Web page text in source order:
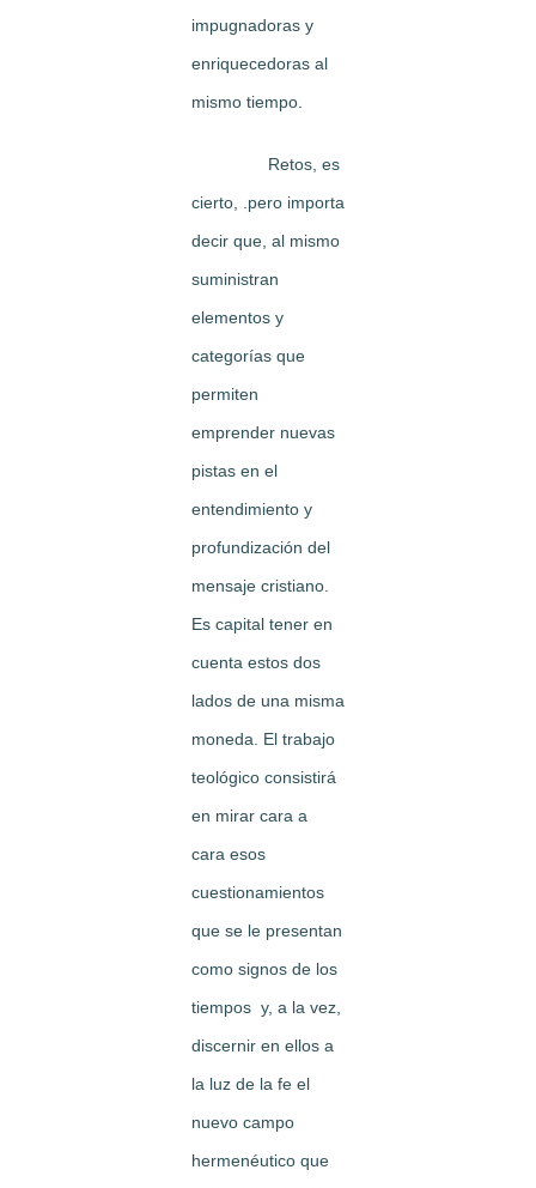
impugnadoras y
enriquecedoras al
mismo tiempo.
Retos, es
cierto, .pero importa
decir que, al mismo
suministran
elementos y
categorías que
permiten
emprender nuevas
pistas en el
entendimiento y
profundización del
mensaje cristiano.
Es capital tener en
cuenta estos dos
lados de una misma
moneda. El trabajo
teológico consistirá
en mirar cara a
cara esos
cuestionamientos
que se le presentan
como signos de los
tiempos y, a la vez,
discernir en ellos a
la luz de la fe el
nuevo campo
hermenéutico que